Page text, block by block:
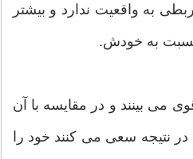
به واقعیت ندارد و بیشتر
به خودش.
می بینند و در مقایسه با آن
نتیجه سعی می کنند خود را